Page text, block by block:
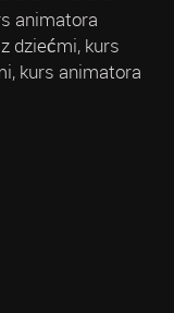
animatora
dziećmi, kurs
kurs animatora